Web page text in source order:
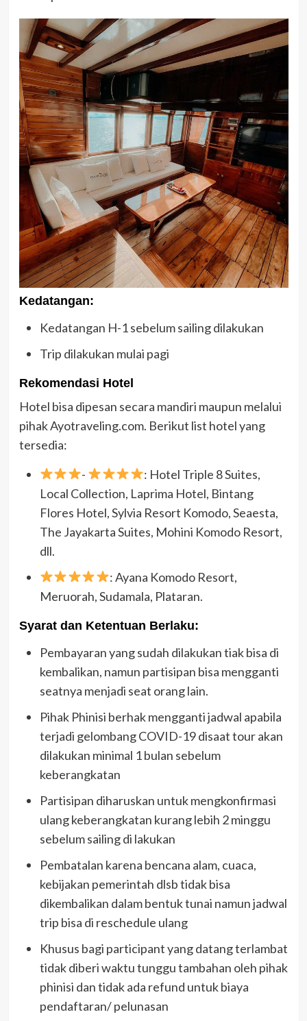
Kedatangan:
Kedatangan H-1 sebelum sailing dilakukan
Trip dilakukan mulai pagi
Rekomendasi Hotel
Hotel bisa dipesan secara mandiri maupun melalui
pihak Ayotraveling.com. Berikut list hotel yang
tersedia:
-
: Hotel Triple 8 Suites,
Local Collection, Laprima Hotel, Bintang
Flores Hotel, Sylvia Resort Komodo, Seaesta,
The Jayakarta Suites, Mohini Komodo Resort,
dll.
: Ayana Komodo Resort,
Meruorah, Sudamala, Plataran.
Syarat dan Ketentuan Berlaku:
Pembayaran yang sudah dilakukan tiak bisa di
kembalikan, namun partisipan bisa mengganti
seatnya menjadi seat orang lain.
Pihak Phinisi berhak mengganti jadwal apabila
terjadi gelombang COVID-19 disaat tour akan
dilakukan minimal 1 bulan sebelum
keberangkatan
Partisipan diharuskan untuk mengkonfirmasi
ulang keberangkatan kurang lebih 2 minggu
sebelum sailing di lakukan
Pembatalan karena bencana alam, cuaca,
kebijakan pemerintah dlsb tidak bisa
dikembalikan dalam bentuk tunai namun jadwal
trip bisa di reschedule ulang
Khusus bagi participant yang datang terlambat
tidak diberi waktu tunggu tambahan oleh pihak
phinisi dan tidak ada refund untuk biaya
pendaftaran/ pelunasan